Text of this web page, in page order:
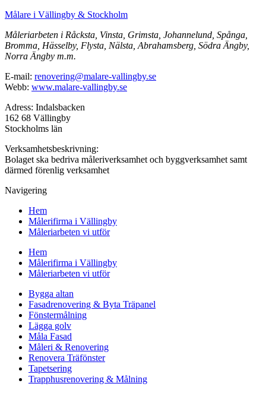
Målare i Vällingby & Stockholm
Måleriarbeten i Råcksta, Vinsta, Grimsta, Johannelund, Spånga,
Bromma, Hässelby, Flysta, Nälsta, Abrahamsberg, Södra Ängby,
Norra Ängby m.m.
E-mail: renovering@malare-vallingby.se
Webb: www.malare-vallingby.se
Adress: Indalsbacken
162 68 Vällingby
Stockholms län
Verksamhetsbeskrivning:
Bolaget ska bedriva måleriverksamhet och byggverksamhet samt
därmed förenlig verksamhet
Navigering
Hem
Målerifirma i Vällingby
Måleriarbeten vi utför
Hem
Målerifirma i Vällingby
Måleriarbeten vi utför
Bygga altan
Fasadrenovering & Byta Träpanel
Fönstermålning
Lägga golv
Måla Fasad
Måleri & Renovering
Renovera Träfönster
Tapetsering
Trapphusrenovering & Målning